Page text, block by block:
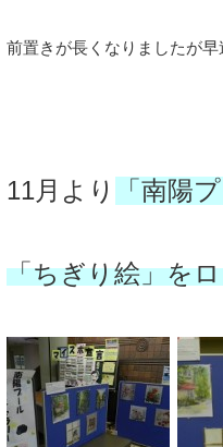
前置きが長くなりましたが
11月より 「南陽
「ちぎり絵」を